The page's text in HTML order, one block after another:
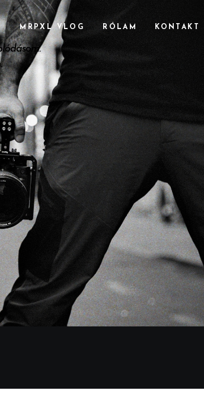
MRPXL VLOG RÓLAM KONTAKT